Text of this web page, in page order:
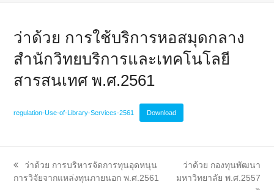
ว่าด้วย การใช้บริการหอสมุดกลาง
สำนักวิทยบริการและเทคโนโลยี
สารสนเทศ พ.ศ.2561
regulation-Use-of-Library-Services-2561 Download
previous
post:
ว่าด้วย การบริหารจัดการทุนอุดหนุน
การวิจัยจากแหล่งทุนภายนอก พ.ศ.2561
next
post:
ว่าด้วย กองทุนพัฒนา
มหาวิทยาลัย พ.ศ.2557